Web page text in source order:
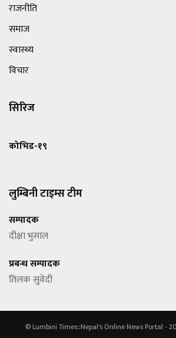
राजनीति
समाज
स्वास्थ्य
विचार
सिरिज
कोभिड-१९
लुम्बिनी टाइम्स टीम
सम्पादक
दीक्षा भुसाल
प्रबन्ध सम्पादक
तिलक सुवेदी
© Lumbini Times::Nepal's Online News Portal -